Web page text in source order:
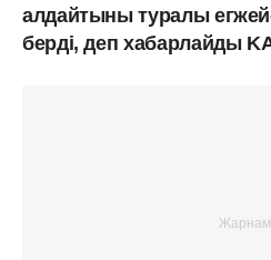
алдайтыны туралы
берді, деп хабарлайды